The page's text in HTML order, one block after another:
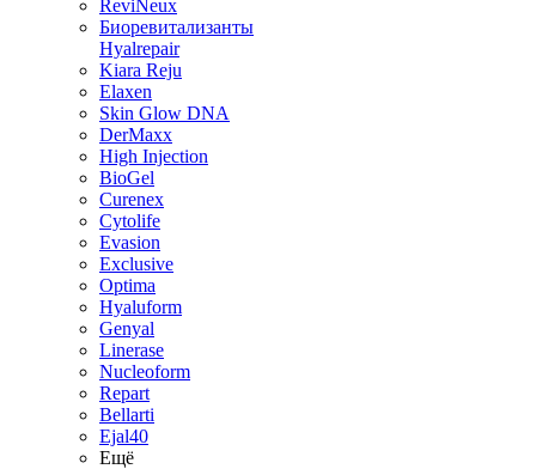
ReviNeux
Биоревитализанты
Hyalrepair
Kiara Reju
Elaxen
Skin Glow DNA
DerMaxx
High Injection
BioGel
Curenex
Cytolife
Evasion
Exclusive
Optima
Hyaluform
Genyal
Linerase
Nucleoform
Repart
Bellarti
Ejal40
Ещё